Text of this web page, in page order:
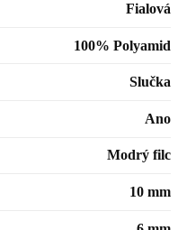
Fialová
100% Polyamid
Slučka
Ano
Modrý filc
10 mm